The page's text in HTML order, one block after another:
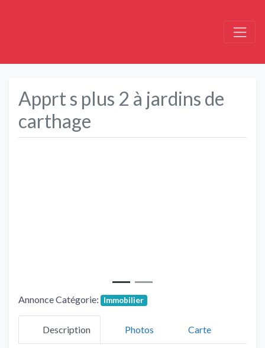
Apprt s plus 2 à jardins de
carthage
Annonce Catégorie: Immobilier
Description Photos Carte